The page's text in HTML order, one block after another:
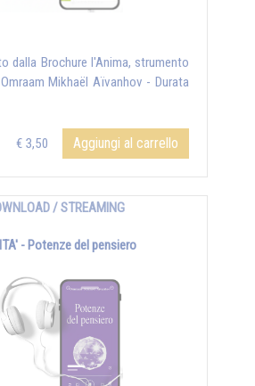
dalla Brochure l'Anima, strumento
Mikhaël Aïvanhov - Durata
€ 3,50 Aggiungi al carrello
/ STREAMING
- Potenze del pensiero